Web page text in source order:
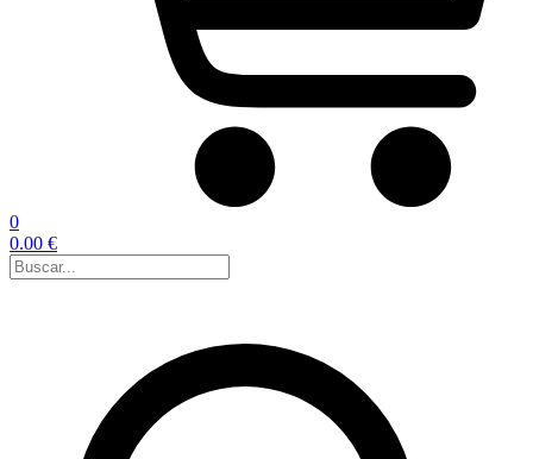
0
0.00 €